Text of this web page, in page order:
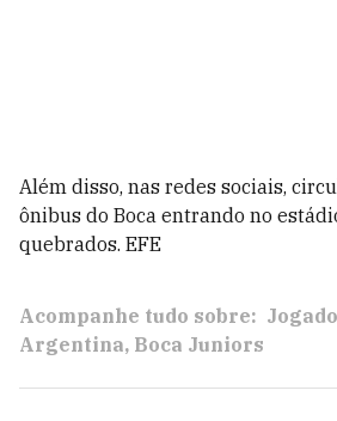
Além disso, nas redes sociais,
ônibus do Boca entrando no
quebrados. EFE
Acompanhe tudo sobre:
Argentina Boca Juniors